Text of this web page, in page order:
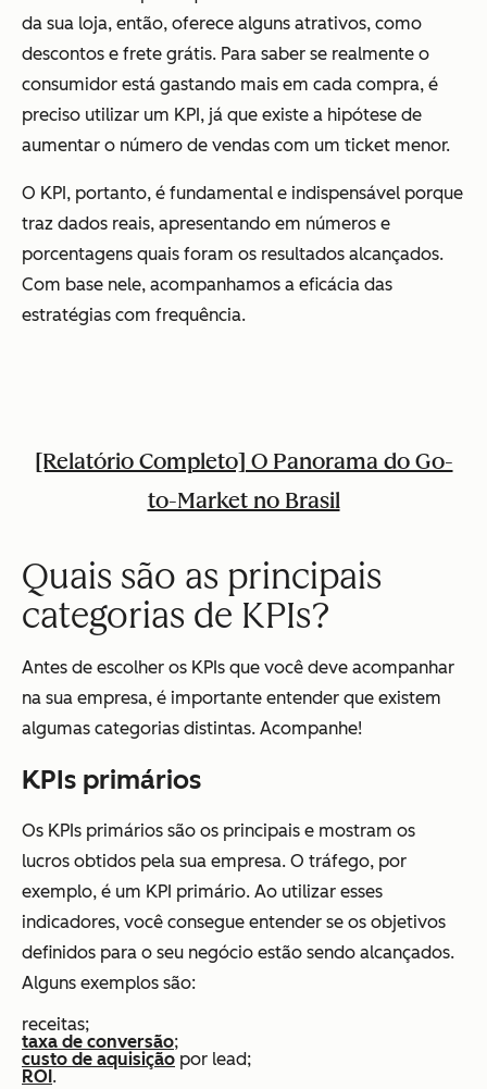
da sua loja, então, oferece alguns atrativos, como
descontos e frete grátis. Para saber se realmente o
consumidor está gastando mais em cada compra, é
preciso utilizar um KPI, já que existe a hipótese de
aumentar o número de vendas com um ticket menor.
O KPI, portanto, é fundamental e indispensável porque
traz dados reais, apresentando em números e
porcentagens quais foram os resultados alcançados.
Com base nele, acompanhamos a eficácia das
estratégias com frequência.
[Relatório Completo] O Panorama do Go-
to-Market no Brasil
Quais são as principais
categorias de KPIs?
Antes de escolher os KPIs que você deve acompanhar
na sua empresa, é importante entender que existem
algumas categorias distintas. Acompanhe!
KPIs primários
Os KPIs primários são os principais e mostram os
lucros obtidos pela sua empresa. O tráfego, por
exemplo, é um KPI primário. Ao utilizar esses
indicadores, você consegue entender se os objetivos
definidos para o seu negócio estão sendo alcançados.
Alguns exemplos são:
receitas;
taxa de conversão;
custo de aquisição por lead;
ROI .